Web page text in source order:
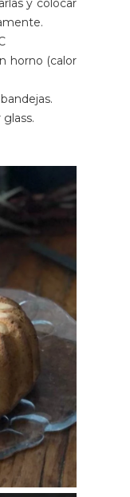
y colocar
horno (calor